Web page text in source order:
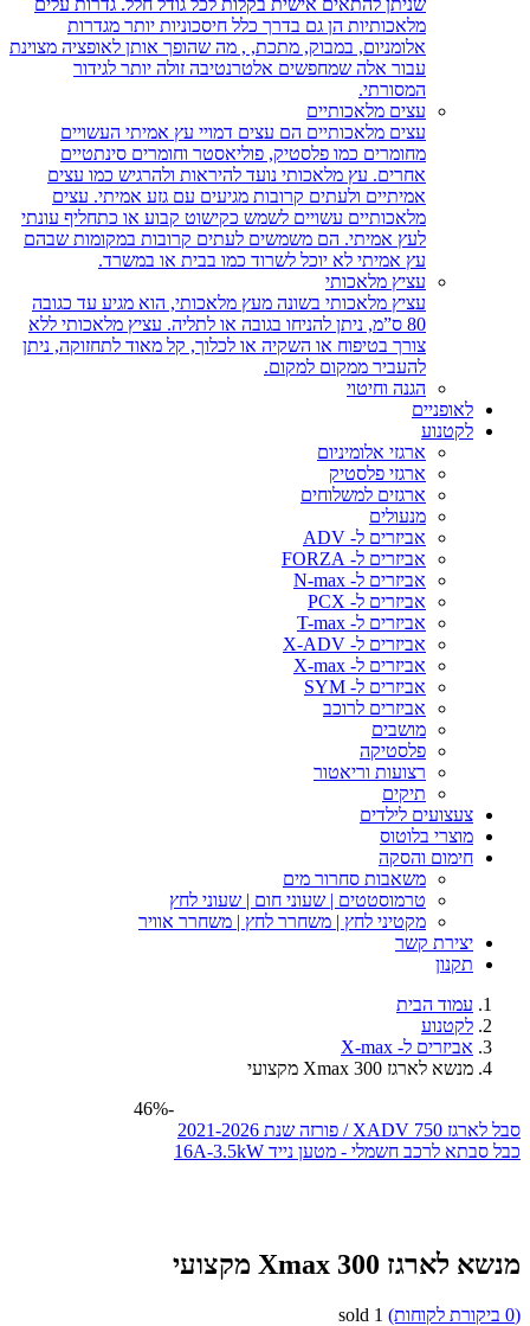
מלאכותיות הן גם בדרך כלל חיסכוניות יותר מגדרות
אלומניום, במבוק, מתכת, , מה שהופך אותן לאופציה מצוינת
עבור אלה שמחפשים אלטרנטיבה זולה יותר לגידור
המסורתי.
עצים מלאכותיים
עצים מלאכותיים הם עצים דמויי עץ אמיתי העשויים
מחומרים כמו פלסטיק, פוליאסטר וחומרים סינתטיים
אחרים. עץ מלאכותי נועד להיראות ולהרגיש כמו עצים
אמיתיים ולעתים קרובות מגיעים עם גזע אמיתי. עצים
מלאכותיים עשויים לשמש כקישוט קבוע או כתחליף עונתי
לעץ אמיתי. הם משמשים לעתים קרובות במקומות שבהם
עץ אמיתי לא יוכל לשרוד כמו בבית או במשרד.
עציץ מלאכותי
עציץ מלאכותי בשונה מעץ מלאכותי, הוא מגיע עד כגובה
80 ס”מ, ניתן להניחו בגובה או לתליה. עציץ מלאכותי ללא
צורך בטיפוח או השקיה או לכלוך, קל מאוד לתחזוקה, ניתן
להעביר ממקום למקום.
הגנה וחיטוי
לאופניים
לקטנוע
ארגזי אלומיניום
ארגזי פלסטיק
ארגזים למשלוחים
מנעולים
אביזרים ל- ADV
אביזרים ל- FORZA
אביזרים ל- N-max
אביזרים ל- PCX
אביזרים ל- T-max
אביזרים ל- X-ADV
אביזרים ל- X-max
אביזרים ל- SYM
אביזרים לרוכב
מושבים
פלסטיקה
רצועות וריאטור
תיקים
צעצועים לילדים
מוצרי בלוטוס
חימום והסקה
משאבות סחרור מים
טרמוסטטים | שעוני חום | שעוני לחץ
מקטיני לחץ | משחרר לחץ | משחרר אוויר
יצירת קשר
תקנון
עמוד הבית
לקטנוע
אביזרים ל- X-max
מנשא לארגז Xmax 300 מקצועי
סבל לארגז XADV 750 / פורזה שנת 2021-2026
כבל סבתא לרכב חשמלי - מטען נייד 16A-3.5kW
-46%
מנשא לארגז Xmax 300 מקצועי
(
0 ביקורת לקוחות) 1
sold